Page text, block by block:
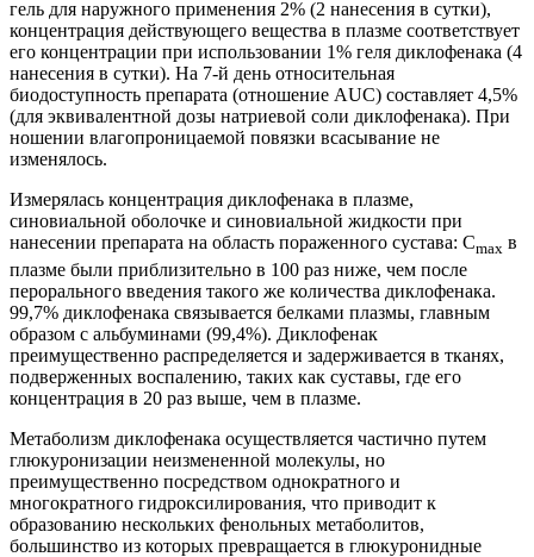
гель для наружного применения 2% (2 нанесения в сутки),
концентрация действующего вещества в плазме соответствует
его концентрации при использовании 1% геля диклофенака (4
нанесения в сутки). На 7-й день относительная
биодоступность препарата (отношение AUC) составляет 4,5%
(для эквивалентной дозы натриевой соли диклофенака). При
ношении влагопроницаемой повязки всасывание не
изменялось.
Измерялась концентрация диклофенака в плазме,
синовиальной оболочке и синовиальной жидкости при
нанесении препарата на область пораженного сустава: Cmax в
плазме были приблизительно в 100 раз ниже, чем после
перорального введения такого же количества диклофенака.
99,7% диклофенака связывается белками плазмы, главным
образом с альбуминами (99,4%). Диклофенак
преимущественно распределяется и задерживается в тканях,
подверженных воспалению, таких как суставы, где его
концентрация в 20 раз выше, чем в плазме.
Метаболизм диклофенака осуществляется частично путем
глюкуронизации неизмененной молекулы, но
преимущественно посредством однократного и
многократного гидроксилирования, что приводит к
образованию нескольких фенольных метаболитов,
большинство из которых превращается в глюкуронидные